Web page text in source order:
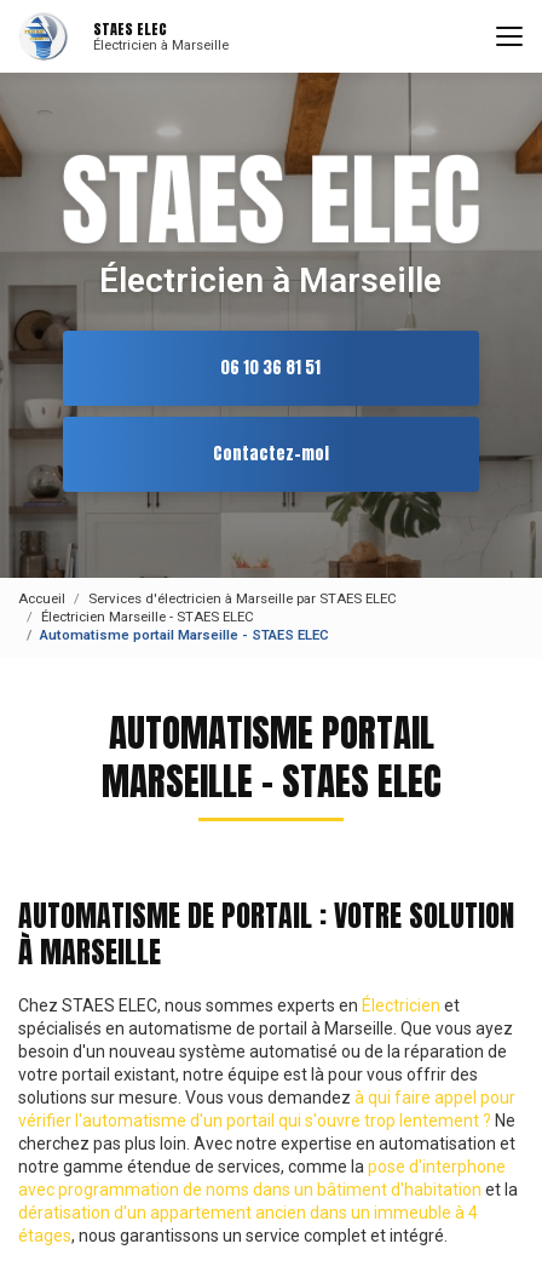
contenu
STAES ELEC
Électricien à Marseille
Électricien à Marseille
06 10 36 81 51
Contactez-moi
Accueil
Services d'électricien à Marseille par STAES ELEC
Électricien Marseille - STAES ELEC
Automatisme portail Marseille - STAES ELEC
AUTOMATISME PORTAIL
MARSEILLE - STAES ELEC
AUTOMATISME DE PORTAIL : VOTRE SOLUTION
À MARSEILLE
Chez STAES ELEC, nous sommes experts en Électricien et
spécialisés en automatisme de portail à Marseille. Que vous ayez
besoin d'un nouveau système automatisé ou de la réparation de
votre portail existant, notre équipe est là pour vous offrir des
solutions sur mesure. Vous vous demandez à qui faire appel pour
vérifier l'automatisme d'un portail qui s'ouvre trop lentement ? Ne
cherchez pas plus loin. Avec notre expertise en automatisation et
notre gamme étendue de services, comme la pose d'interphone
avec programmation de noms dans un bâtiment d'habitation et la
dératisation d'un appartement ancien dans un immeuble à 4
étages, nous garantissons un service complet et intégré.